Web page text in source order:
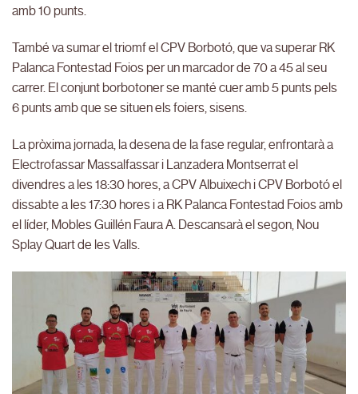
amb 10 punts.
També va sumar el triomf el CPV Borbotó, que va superar RK
Palanca Fontestad Foios per un marcador de 70 a 45 al seu
carrer. El conjunt borbotoner se manté cuer amb 5 punts pels
6 punts amb que se situen els foiers, sisens.
La pròxima jornada, la desena de la fase regular, enfrontarà a
Electrofassar Massalfassar i Lanzadera Montserrat el
divendres a les 18:30 hores, a CPV Albuixech i CPV Borbotó el
dissabte a les 17:30 hores i a RK Palanca Fontestad Foios amb
el líder, Mobles Guillén Faura A. Descansarà el segon, Nou
Splay Quart de les Valls.